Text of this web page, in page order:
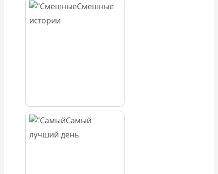
Смешные
истории
Самый
лучший день